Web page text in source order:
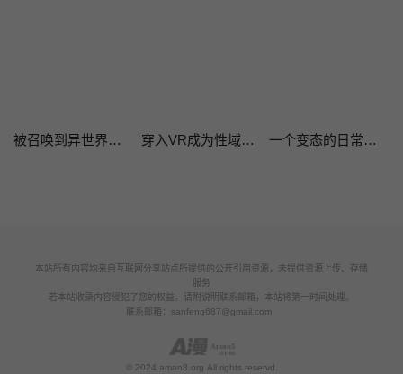
被召唤到异世界，然后成为半龙骑士长 穿入VR成为性域猎人 一个变态的日常生活AnotherStory/一个变态的日常生活外传/APervert'sDailyLifeAS/闯进她的生活AS[禁漫汉化组]
本站所有内容均来自互联网分享站点所提供的公开引用资源，未提供资源上传、存储
服务
若本站收录内容侵犯了您的权益，请附说明联系邮箱，本站将第一时间处理。
联系邮箱： sanfeng687@gmail.com
© 2024 aman8.org All rights reservd.